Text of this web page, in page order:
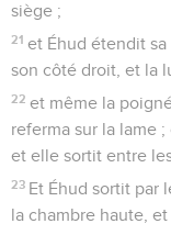
siège ;
21 et Éhud étendit
son côté droit, et la
22 et même la
referma sur la lame
et elle sortit entre
23 Et Éhud sortit par
la chambre haute, et